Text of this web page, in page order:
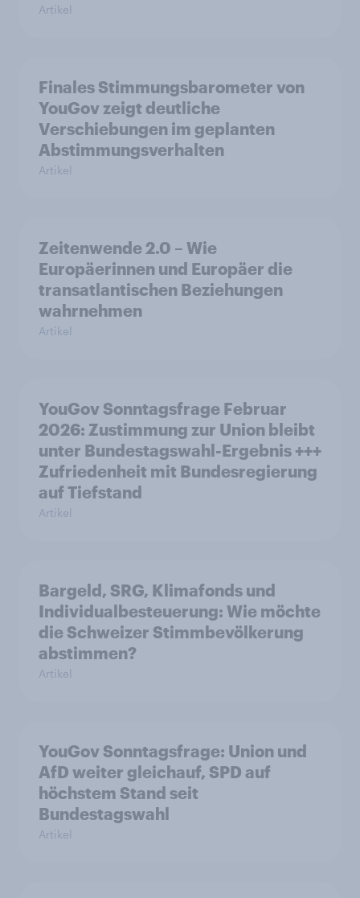
Artikel
Finales Stimmungsbarometer von
YouGov zeigt deutliche
Verschiebungen im geplanten
Abstimmungsverhalten
Artikel
Zeitenwende 2.0 – Wie
Europäerinnen und Europäer die
transatlantischen Beziehungen
wahrnehmen
Artikel
YouGov Sonntagsfrage Februar
2026: Zustimmung zur Union bleibt
unter Bundestagswahl-Ergebnis +++
Zufriedenheit mit Bundesregierung
auf Tiefstand
Artikel
Bargeld, SRG, Klimafonds und
Individualbesteuerung: Wie möchte
die Schweizer Stimmbevölkerung
abstimmen?
Artikel
YouGov Sonntagsfrage: Union und
AfD weiter gleichauf, SPD auf
höchstem Stand seit
Bundestagswahl
Artikel